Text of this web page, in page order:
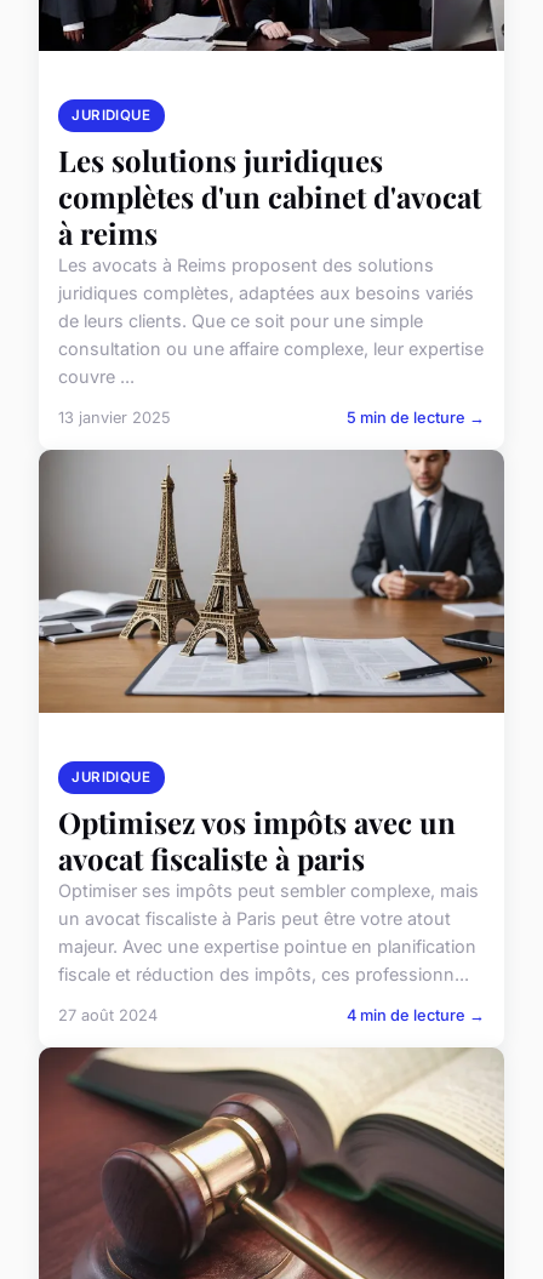
JURIDIQUE
Les solutions juridiques
complètes d'un cabinet d'avocat
à reims
Les avocats à Reims proposent des solutions
juridiques complètes, adaptées aux besoins variés
de leurs clients. Que ce soit pour une simple
consultation ou une affaire complexe, leur expertise
couvre ...
13 janvier 2025 5 min de lecture →
JURIDIQUE
Optimisez vos impôts avec un
avocat fiscaliste à paris
Optimiser ses impôts peut sembler complexe, mais
un avocat fiscaliste à Paris peut être votre atout
majeur. Avec une expertise pointue en planification
fiscale et réduction des impôts, ces professionn...
27 août 2024 4 min de lecture →